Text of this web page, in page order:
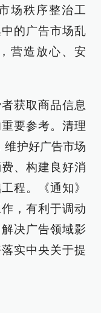
场秩序整治工
的广告市场乱
营造放心、安
获取商品信息
要参考。清理
维护好广告市场
、构建良好消
程。《通知》
，有利于调动
决广告领域影
实中央关于提